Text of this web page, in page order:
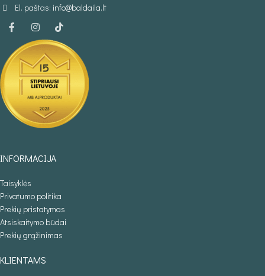
El. paštas: info@baldaila.lt
INFORMACIJA
Taisyklės
Privatumo politika
Prekių pristatymas
Atsiskaitymo būdai
Prekių grąžinimas
KLIENTAMS